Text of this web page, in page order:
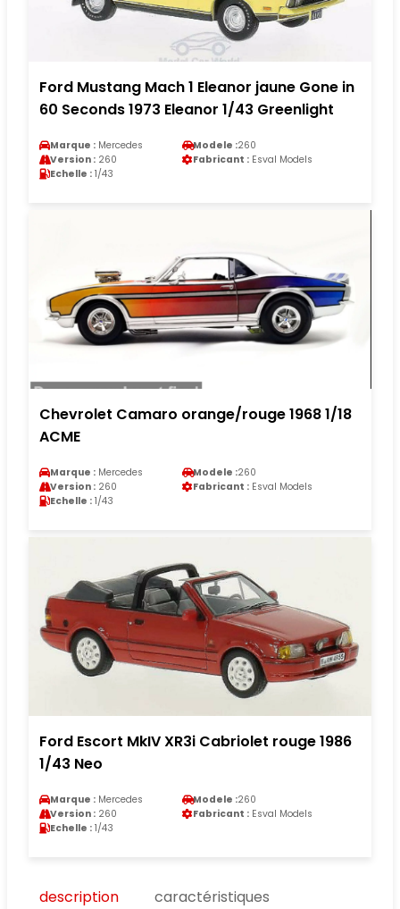
Ford Mustang Mach 1 Eleanor jaune Gone in
60 Seconds 1973 Eleanor 1/43 Greenlight
Marque : Mercedes Modele :260
Version : 260 Fabricant : Esval Models
Echelle : 1/43
Chevrolet Camaro orange/rouge 1968 1/18
ACME
Marque : Mercedes Modele :260
Version : 260 Fabricant : Esval Models
Echelle : 1/43
Ford Escort MkIV XR3i Cabriolet rouge 1986
1/43 Neo
Marque : Mercedes Modele :260
Version : 260 Fabricant : Esval Models
Echelle : 1/43
description
caractéristiques